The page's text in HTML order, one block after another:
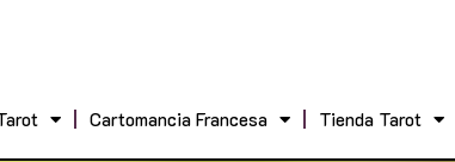
Cartomancia Francesa Tienda Tarot